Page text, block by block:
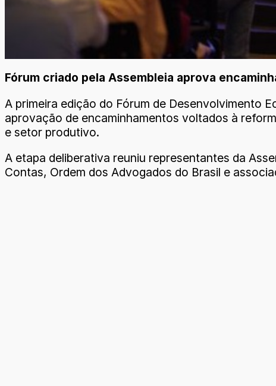
Fórum criado pela Assembleia aprova
A primeira edição do Fórum de Desenvolvimento
aprovação de encaminhamentos voltados à
e setor produtivo.
A etapa deliberativa reuniu representantes da
Contas, Ordem dos Advogados do Brasil e